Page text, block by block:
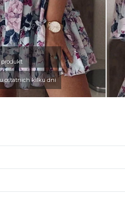
produkt
ostatnich kilku dni